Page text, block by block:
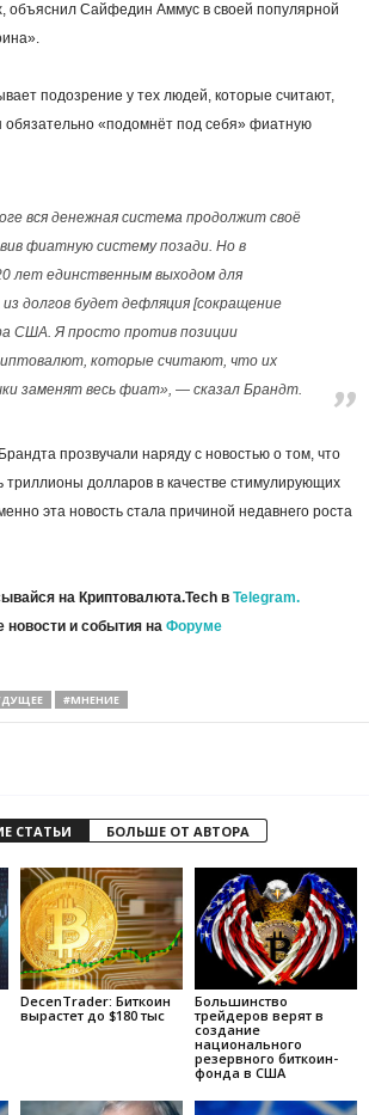
объяснил Сайфедин Аммус в своей популярной
подозрение у тех людей, которые считают,
обязательно «подомнёт под себя» фиатную
вся денежная система продолжит своё
фиатную систему позади. Но в
лет единственным выходом для
долгов будет дефляция [сокращение
США. Я просто против позиции
которые считают, что их
заменят весь фиат», — сказал Брандт.
прозвучали наряду с новостью о том, что
долларов в качестве стимулирующих
эта новость стала причиной недавнего роста
на Криптовалюта.Tech в Telegram.
новости и события на Форуме
#МНЕНИЕ
СТАТЬИ БОЛЬШЕ ОТ АВТОРА
DecenTrader: Биткоин
вырастет до $180 тыс
Большинство
трейдеров верят в
создание
национального
резервного биткоин-
фонда в США